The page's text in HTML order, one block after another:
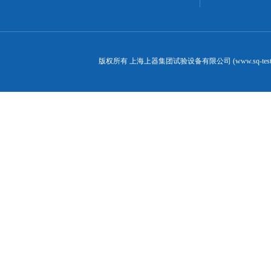
版权所有 上海上器集团试验设备有限公司 (www.sq-